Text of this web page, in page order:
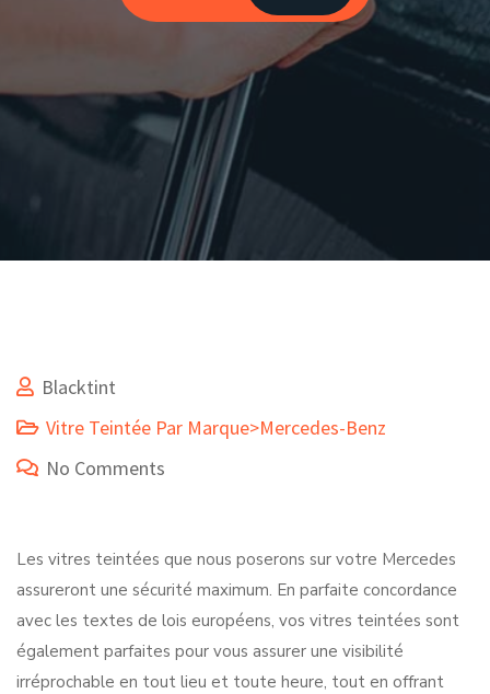
Blacktint
Vitre Teintée Par Marque>Mercedes-Benz
No Comments
Les vitres teintées que nous poserons sur votre Mercedes
assureront une sécurité maximum. En parfaite concordance
avec les textes de lois européens, vos vitres teintées sont
également parfaites pour vous assurer une visibilité
irréprochable en tout lieu et toute heure, tout en offrant